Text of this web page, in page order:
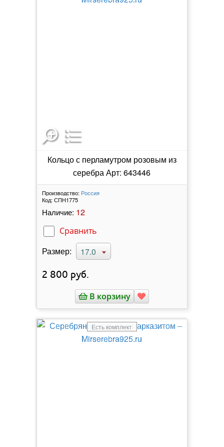
Кольцо с перламутром розовым из
серебра Арт: 643446
Производство: Россия
Код: СПН1775
Наличие: 12
Сравнить
Размер: 17.0
2 800 руб.
В корзину
Есть комплект